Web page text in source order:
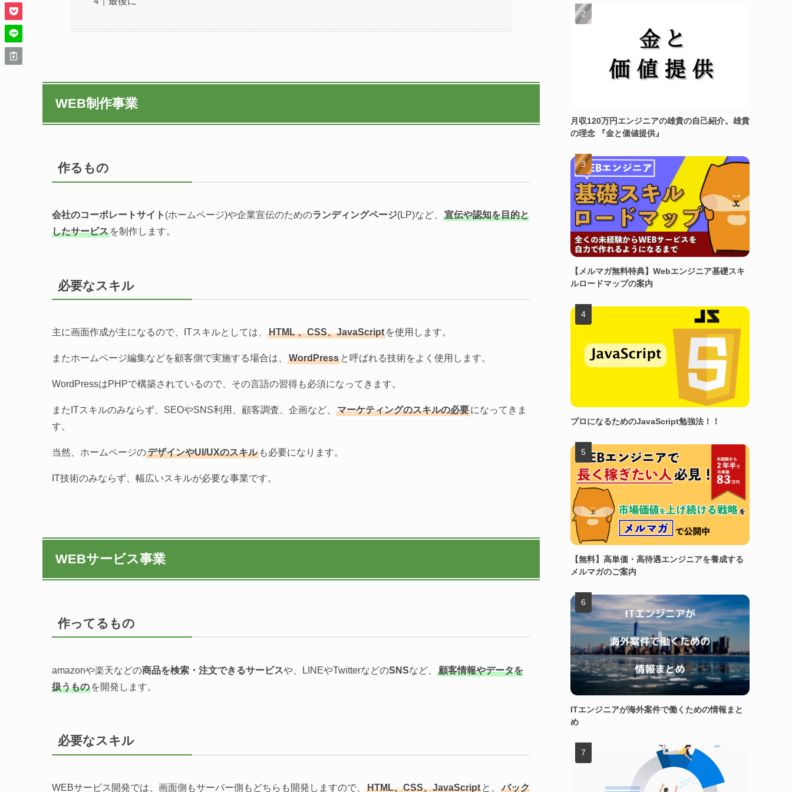
WEB制作事業
作るもの
会社のコーポレートサイト (ホームページ)や企業宣伝のためのランディングページ(LP)など、
宣伝や認知を目的と
したサービス を制作します。
必要なスキル
主に画面作成が主になるので、ITスキルとしては、 HTML 、CSS、JavaScript を使用します。
またホームページ編集などを顧客側で実施する場合は、 WordPress と呼ばれる技術をよく使用します。
WordPressはPHPで構築されているので、その言語の習得も必須になってきます。
またITスキルのみならず、SEOやSNS利用、顧客調査、企画など、 マーケティングのスキルの必要になってきま
す。
当然、ホームページのデザインやUI/UXのスキル も必要になります。
IT技術のみならず、幅広いスキルが必要な事業です。
WEBサービス事業
作ってるもの
amazonや楽天などの商品を検索・注文できるサービスや、LINEやTwitterなどのSNSなど、
顧客情報やデータを
扱うもの を開発します。
必要なスキル
WEBサービス開発では、画面側もサーバー側もどちらも開発しますので、 HTML、CSS、JavaScript と、 バック
月収120万円エンジニアの雄貴の自己紹介。雄貴
の理念 『金と価値提供』
【メルマガ無料特典】Webエンジニア基礎スキ
ルロードマップの案内
プロになるためのJavaScript勉強法！！
【無料】高単価・高待遇エンジニアを養成する
メルマガのご案内
ITエンジニアが海外案件で働くための情報まと
め